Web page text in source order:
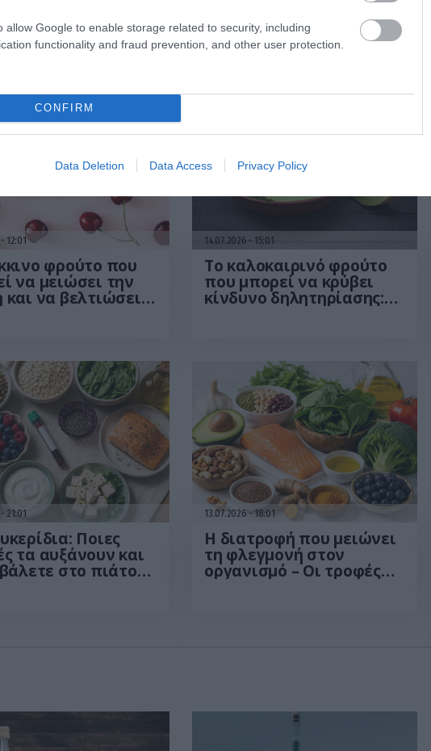
allow Google to enable storage related to security, including
functionality and fraud prevention, and other user protection.
CONFIRM
Data Deletion Data Access Privacy Policy
τον κίνδυνο
Η επιλογή του κατάλληλου παπουτσιού για κάθε είδος προπόνησης
12:01
φρούτο που
να μειώσει την
και να βελτιώσει
14.07.2026 15:01
Το καλοκαιρινό φρούτο
που μπορεί να κρύβει
κίνδυνο δηλητηρίασης:
21:01
Ποιες
τα αυξάνουν και
στο πιάτο
13.07.2026 18:01
Η διατροφή που μειώνει
τη φλεγμονή στον
οργανισμό – Οι τροφές